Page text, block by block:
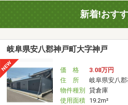
新着!おす
岐阜県安八郡神戸町大字神戸
価 格
3.08万円
住 所
岐阜県安八
物件種別
貸倉庫
使用面積 19.2m²